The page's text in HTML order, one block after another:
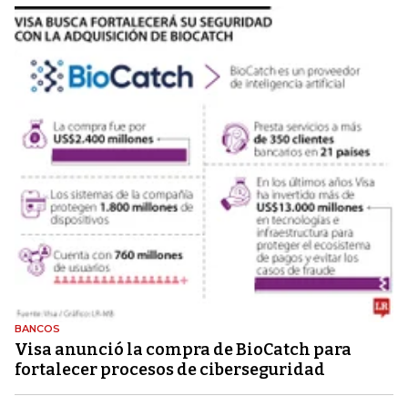
BANCOS
Visa anunció la compra de BioCatch para
fortalecer procesos de ciberseguridad